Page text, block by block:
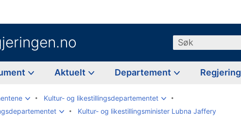
Søk
Aktuelt Departement Regjering
Kultur- og likestillingsdepartementet
Kultur- og likestillingsminister Lubna Jaffery